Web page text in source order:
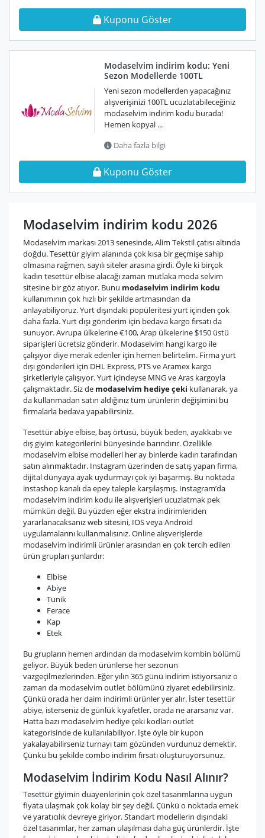
Kuponu Göster
Modaselvim indirim kodu: Yeni
Sezon Modellerde 100TL
Yeni sezon modellerden yapacağınız
alışverişinizi 100TL ucuzlatabileceğiniz
modaselvim indirim kodu burada!
Hemen kopyal ...
Daha fazla bilgi
Kuponu Göster
Modaselvim indirim kodu 2026
Modaselvim markası 2013 senesinde, Alim Tekstil çatısı altında
doğdu. Tesettür giyim alanında çok kısa bir geçmişe sahip
olmasına rağmen, sayılı siteler arasına girdi. Öyle ki birçok
kadın tesettür elbise alacağı zaman mutlaka moda selvim
sitesine bir göz atıyor. Bunu modaselvim indirim kodu
kullanımının çok hızlı bir şekilde artmasından da
anlayabiliyoruz. Yurt dışındaki popüleritesi yurt içinden çok
daha fazla. Yurt dışı gönderim için bedava kargo fırsatı da
sunuyor. Avrupa ülkelerine €100, Arap ülkelerine $150 üstü
siparişleri ücretsiz gönderir. Modaselvim hangi kargo ile
çalışıyor diye merak edenler için hemen belirtelim. Firma yurt
dışı gönderileri için DHL Express, PTS ve Aramex kargo
şirketleriyle çalışıyor. Yurt içindeyse MNG ve Aras kargoyla
çalışmaktadır. Siz de modaselvim hediye çeki kullanarak, ya
da kullanmadan satın aldığınız tüm ürünlerin değişimini bu
firmalarla bedava yapabilirsiniz.
Tesettür abiye elbise, baş örtüsü, büyük beden, ayakkabı ve
dış giyim kategorilerini bünyesinde barındırır. Özellikle
modaselvim elbise modelleri her ay binlerde kadın tarafından
satın alınmaktadır. Instagram üzerinden de satış yapan firma,
dijital dünyaya ayak uydurmayı çok iyi başarmış. Bu noktada
instashop kanalı da epey taleple karşılaşmış. Instagram’da
modaselvim indirim kodu ile alışverişleri ucuzlatmak pek
mümkün değil. Bu yüzden eğer ekstra indirimleriden
yararlanacaksanız web sitesini, IOS veya Android
uygulamalarını kullanmalısınız. Online alışverişlerde
modaselvim indirimli ürünler arasından en çok tercih edilen
ürün grupları şunlardır:
Elbise
Abiye
Tunik
Ferace
Kap
Etek
Bu grupların hemen ardından da modaselvim kombin bölümü
geliyor. Büyük beden ürünlerse her sezonun
vazgeçilmezlerinden. Eğer yılın 365 günü indirim istiyorsanız o
zaman da modaselvim outlet bölümünü ziyaret edebilirsiniz.
Çünkü orada her daim indirimli ürünler yer alır. İster tesettür
abiye, isterseniz de günlük kıyafetler, orada ne ararsanız var.
Hatta bazı modaselvim hediye çeki kodları outlet
kategorisinde de kullanılabiliyor. İşte öyle bir kupon
yakalayabilirseniz turnayı tam gözünden vurdunuz demektir.
Çünkü bu şekilde combo indirim fırsatı oluşturuyorsunuz.
Modaselvim İndirim Kodu Nasıl Alınır?
Tesettür giyimin duayenlerinin çok özel tasarımlarına uygun
fiyata ulaşmak çok kolay bir şey değil. Çünkü o noktada emek
ve yaratıcılık devreye giriyor. Standart modellerin dışındaki
özel tasarımlar, her zaman ulaşılması daha güç ürünlerdir. İşte